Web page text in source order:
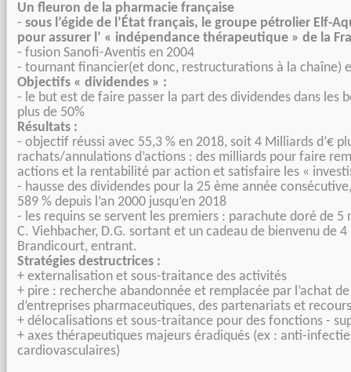
Un fleuron de la pharmacie française
- sous l’égide de l’État français, le groupe pétrolier Elf-
pour assurer l’ « indépendance thérapeutique » de la
- fusion Sanofi-Aventis en 2004
- tournant financier(et donc, restructurations à la chaîne)
Objectifs « dividendes » :
- le but est de faire passer la part des dividendes dans les
plus de 50%
Résultats :
- objectif réussi avec 55,3 % en 2018, soit 4 Milliards d’€
rachats/annulations d’actions : des milliards pour faire
actions et la rentabilité par action et satisfaire les «
- hausse des dividendes pour la 25 ème année
589 % depuis l’an 2000 jusqu’en 2018
- les requins se servent les premiers : parachute doré de 5
C. Viehbacher, D.G. sortant et un cadeau de bienvenu de
Brandicourt, entrant.
Stratégies destructrices :
+ externalisation et sous-traitance des activités
+ pire : recherche abandonnée et remplacée par l’achat
d’entreprises pharmaceutiques, des partenariats et
+ délocalisations et sous-traitance pour des fonctions -
+ axes thérapeutiques majeurs éradiqués (ex : anti-
cardiovasculaires)